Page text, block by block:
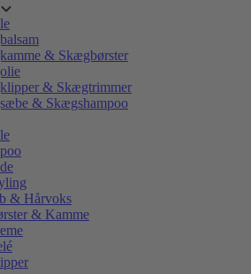
& Skægbørster
& Skægtrimmer
& Skægshampoo
& Hårvoks
& Kamme